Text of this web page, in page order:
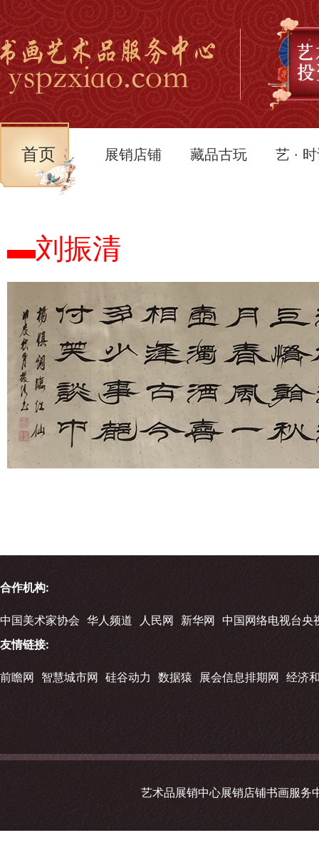
首页 展销店铺 藏品古玩 艺 ·
▬刘振清
合作机构:
中国美术家协会 华人频道 人民网 新华网 中国网络电视台央
友情链接:
前瞻网 智慧城市网 硅谷动力 数据猿 展会信息排期网 经济
艺术品展销中心展销店铺书画服务